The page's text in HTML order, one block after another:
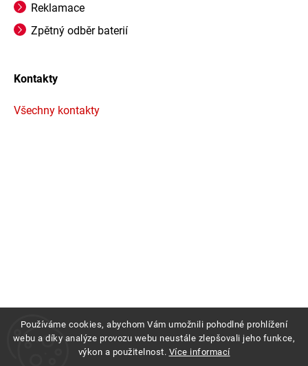
Používáme cookies, abychom Vám umožnili pohodlné prohlížení
webu a díky analýze provozu webu neustále zlepšovali jeho funkce,
výkon a použitelnost. Více informací
Reklamace
Zpětný odběr baterií
Kontakty
Všechny kontakty